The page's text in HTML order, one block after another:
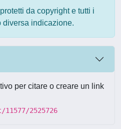
da copyright e tutti i
diversa indicazione.
per citare o creare un link
2525726